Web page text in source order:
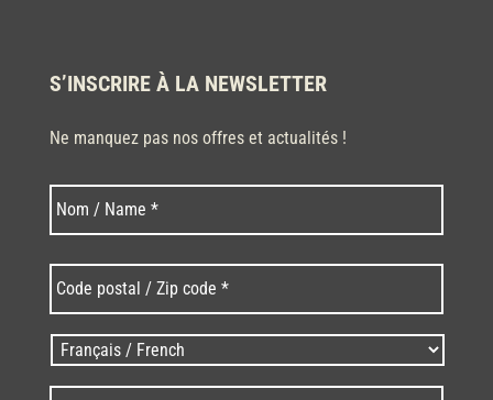
S’INSCRIRE À LA NEWSLETTER
Ne manquez pas nos offres et actualités !
Nom * Nom
postal
/
Zip
code
* *
Langues
/
Language *